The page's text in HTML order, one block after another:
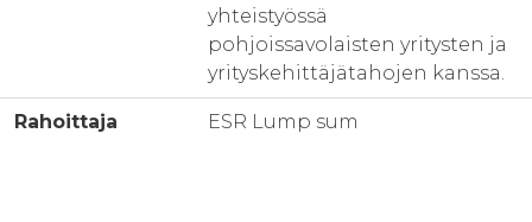
yhteistyössä
pohjoissavolaisten yritysten ja
yrityskehittäjätahojen kanssa.
Rahoittaja ESR Lump sum